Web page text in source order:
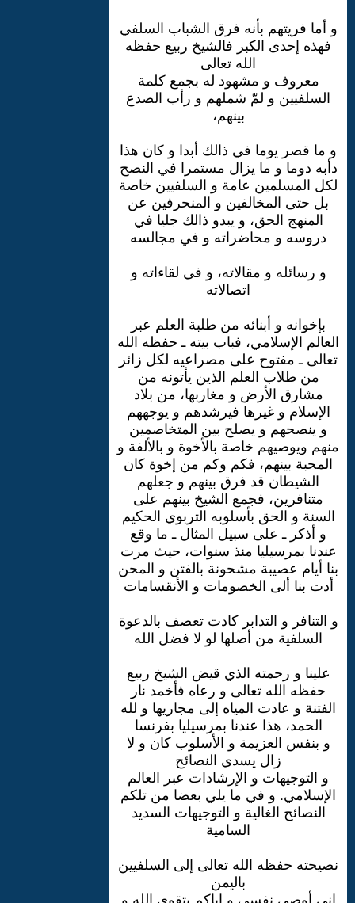
و أما فريتهم بأنه فرق الشباب السلفي
فهذه إحدى الكبر فالشيخ ربيع حفظه
الله تعالى
معروف و مشهود له بجمع كلمة
السلفيين و لمّ شملهم و رأب الصدع
بينهم،
و ما قصر يوما في ذالك أبدا و كان هذا
دأبه دوما و ما يزال مستمرا في النصح
لكل المسلمين عامة و السلفيين خاصة
بل حتى المخالفين و المنحرفين عن
المنهج الحق، و يبدو ذالك جليا في
دروسه و محاضراته و في مجالسه
و رسائله و مقالاته، و في لقاءاته و
اتصالاته
بإخوانه و أبنائه من طلبة العلم عبر
العالم الإسلامي، فباب بيته ـ حفظه الله
تعالى ـ مفتوح على مصراعيه لكل زائر
من طلاب العلم الذين يأتونه من
مشارق الأرض و مغاربها، من بلاد
الإسلام و غيرها فيرشدهم و يوجههم
و ينصحهم و يصلح بين المتخاصمين
منهم ويوصيهم خاصة بالأخوة و بالألفة و
المحبة بينهم، فكم وكم من إخوة كان
الشيطان قد فرق بينهم و جعلهم
متنافرين، فجمع الشيخ بينهم على
السنة و الحق بأسلوبه التربوي الحكيم
و أذكر ـ على سبيل المثال ـ ما وقع
عندنا بمرسيليا منذ سنوات، حيث مرت
بنا أيام عصيبة مشحونة بالفتن و المحن
أدت بنا ألى الخصومات و الأنقسامات
و التنافر و التدابر كادت تعصف بالدعوة
السلفية من أصلها لو لا فضل الله
علينا و رحمته الذي قيض الشيخ ربيع
حفظه الله تعالى و رعاه فأخمد نار
الفتنة و عادت المياه إلى مجاريها و لله
الحمد، هذا عندنا بمرسيليا بفرنسا
و بنفس العزيمة و الأسلوب كان و لا
زال يسدي النصائح
و التوجيهات و الإرشادات عبر العالم
الإسلامي. و في ما يلي بعضا من تلكم
النصائح الغالية و التوجيهات السديد
السامية
نصيحته حفظه الله تعالى إلى السلفيين
باليمن
إني أوصي نفسي و إياكم بتقوى الله و